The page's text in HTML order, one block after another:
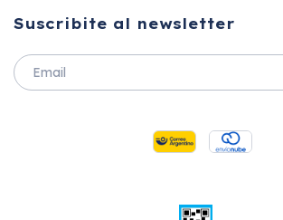
Suscribite al newsletter